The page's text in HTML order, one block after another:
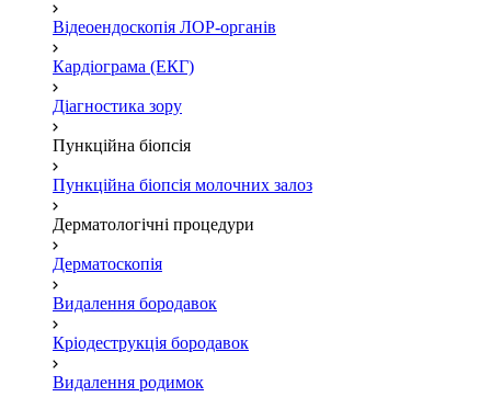
Відеоендоскопія ЛОР-органів
Кардіограма (ЕКГ)
Діагностика зору
Пункційна біопсія
Пункційна біопсія молочних залоз
Дерматологічні процедури
Дерматоскопія
Видалення бородавок
Кріодеструкція бородавок
Видалення родимок